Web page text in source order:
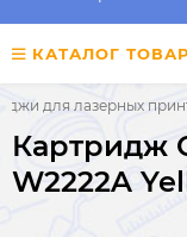
КАТАЛОГ
для лазерных
Картридж
W2222A